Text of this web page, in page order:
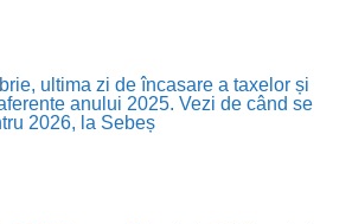
ultima zi de încasare a taxelor și
anului 2025. Vezi de când se
2026, la Sebeș